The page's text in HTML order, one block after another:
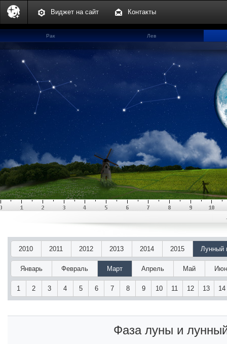
Виджет на сайт Контакты
Рак
Лев
2010 2011 2012 2013 2014 2015 Лунный
Январь Февраль Март Апрель Май
1 2 3 4 5 6 7 8 9 10 11 12 13 14
Фаза луны и